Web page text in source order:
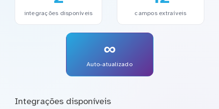
integrações disponíveis campos extraíveis
∞
Auto-atualizado
Integrações disponíveis